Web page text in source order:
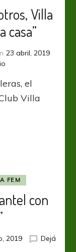
Villa
casa”
23 abril, 2019
en
Conti:
“Para
el
Villa
FEM
con
2019
Dejá